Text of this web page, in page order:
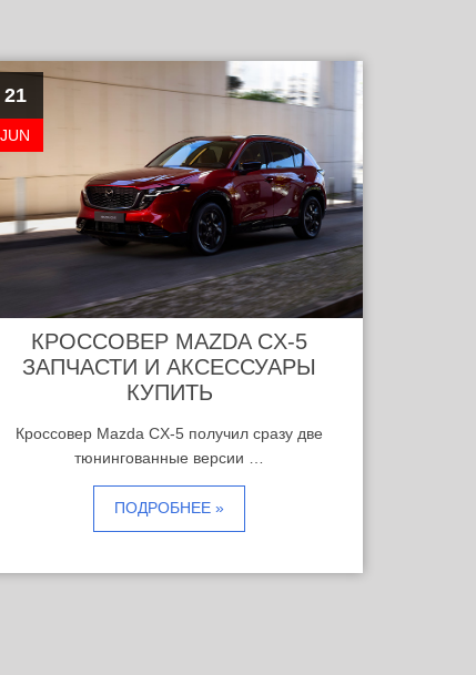
21
JUN
КРОССОВЕР MAZDA CX-5
ЗАПЧАСТИ И АКСЕССУАРЫ
КУПИТЬ
Кроссовер Mazda CX-5 получил сразу две
тюнингованные версии …
ПОДРОБНЕЕ »